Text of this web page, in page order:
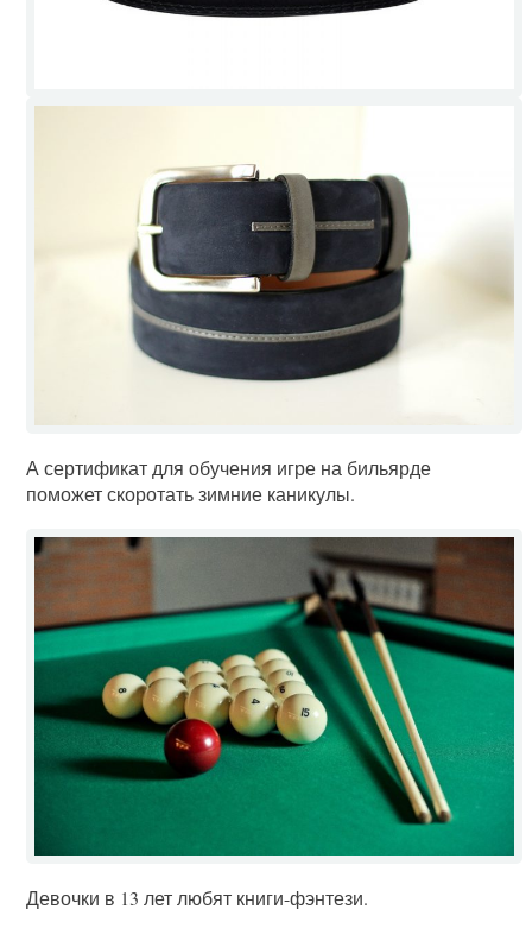
А сертификат для обучения игре на бильярде
поможет скоротать зимние каникулы.
Девочки в 13 лет любят книги-фэнтези.